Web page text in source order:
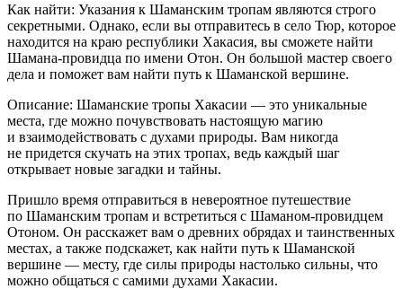
Как найти: Указания к Шаманским тропам являются строго
секретными. Однако, если вы отправитесь в село Тюр, которое
находится на краю республики Хакасия, вы сможете найти
Шамана-провидца по имени Отон. Он большой мастер своего
дела и поможет вам найти путь к Шаманской вершине.
Описание: Шаманские тропы Хакасии — это уникальные
места, где можно почувствовать настоящую магию
и взаимодействовать с духами природы. Вам никогда
не придется скучать на этих тропах, ведь каждый шаг
открывает новые загадки и тайны.
Пришло время отправиться в невероятное путешествие
по Шаманским тропам и встретиться с Шаманом-провидцем
Отоном. Он расскажет вам о древних обрядах и таинственных
местах, а также подскажет, как найти путь к Шаманской
вершине — месту, где силы природы настолько сильны, что
можно общаться с самими духами Хакасии.